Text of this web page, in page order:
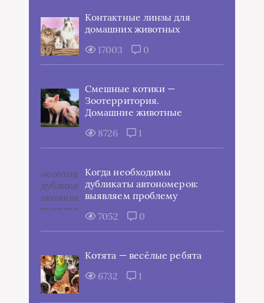
Контактные линзы для
домашних животных
17003
0
Смешные котики —
Зоотерритория.
Домашние животные
8726
1
Когда необходимы
дубликаты автономеров:
выявляем проблему
7052
0
Котята — весёлые ребята
6732
1